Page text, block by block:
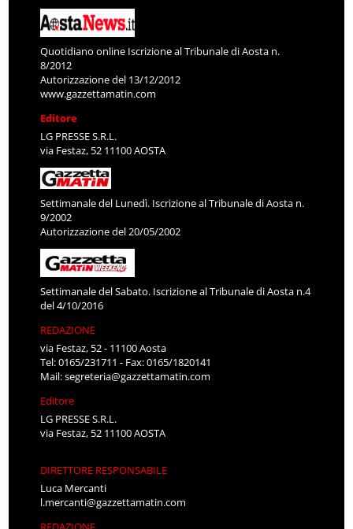
Quotidiano online Iscrizione al Tribunale di Aosta n.
8/2012
Autorizzazione del 13/12/2012
www.gazzettamatin.com
Editore
LG PRESSE S.R.L.
via Festaz, 52 11100 AOSTA
Settimanale del Lunedì. Iscrizione al Tribunale di Aosta n.
9/2002
Autorizzazione del 20/05/2002
Settimanale del Sabato. Iscrizione al Tribunale di Aosta n.4
del 4/10/2016
REDAZIONE
via Festaz, 52 - 11100 Aosta
Tel: 0165/231711 - Fax: 0165/1820141
Mail:segreteria@gazzettamatin.com
Editore
LG PRESSE S.R.L.
via Festaz, 52 11100 AOSTA
DIRETTORE RESPONSABILE
Luca Mercanti
l.mercanti@gazzettamatin.com